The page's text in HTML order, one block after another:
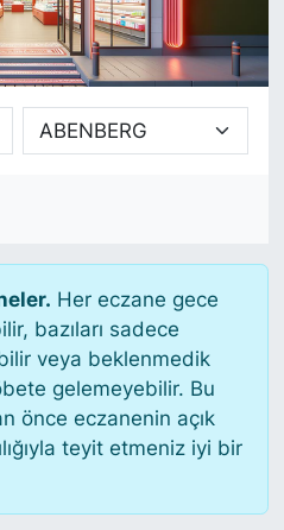
Her eczane gece
bazıları sadece
veya beklenmedik
gelemeyebilir. Bu
önce eczanenin açık
teyit etmeniz iyi bir